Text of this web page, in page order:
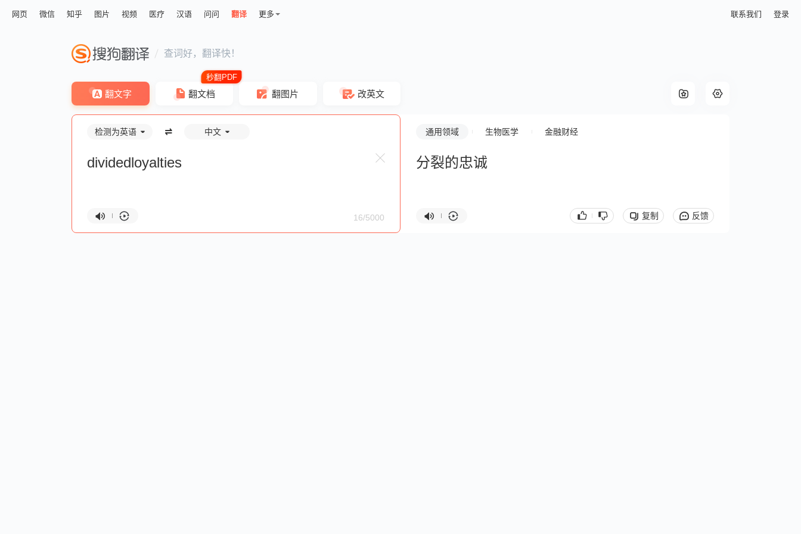
网页 微信 知乎 图片 视频 医疗 汉语 问问 翻译 更多 联系我们 登录
查词好，翻译快！
翻文字 翻文档 翻图片 改英文
检测为英语 中文
16/5000
通用领域 生物医学 金融财经
分裂的忠诚
复制 反馈